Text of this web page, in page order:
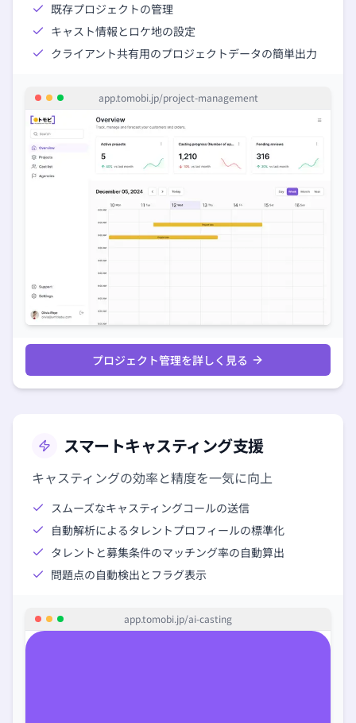
既存プロジェクトの管理
キャスト情報とロケ地の設定
クライアント共有用のプロジェクトデータの簡単出力
app.tomobi.jp/project-management
プロジェクト管理を詳しく見る
スマートキャスティング支援
キャスティングの効率と精度を一気に向上
スムーズなキャスティングコールの送信
自動解析によるタレントプロフィールの標準化
タレントと募集条件のマッチング率の自動算出
問題点の自動検出とフラグ表示
app.tomobi.jp/ai-casting